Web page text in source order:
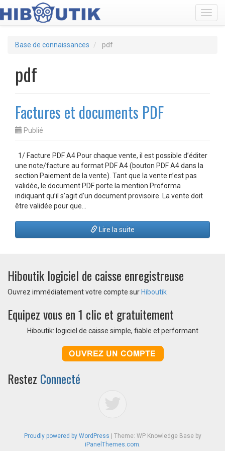
Base de connaissances pdf
pdf
Factures et documents PDF
Publié
1/ Facture PDF A4 Pour chaque vente, il est possible d’éditer
une note/facture au format PDF A4 (bouton PDF A4 dans la
section Paiement de la vente). Tant que la vente n’est pas
validée, le document PDF porte la mention Proforma
indiquant qu’il s’agit d’un document provisoire. La vente doit
être validée pour que…
Lire la suite
Hiboutik logiciel de caisse enregistreuse
Ouvrez immédiatement votre compte sur Hiboutik
Equipez vous en 1 clic et gratuitement
Hiboutik: logiciel de caisse simple, fiable et performant
Restez Connecté
Proudly powered by WordPress
Theme: WP Knowledge Base by
iPanelThemes.com.